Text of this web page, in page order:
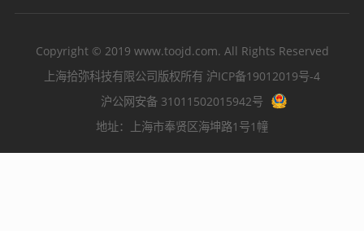
Copyright © 2019 www.toojd.com. All Rights Reserved
上海拾弥科技有限公司版权所有 沪ICP备19012019号-4
沪公网安备 31011502015942号
地址：上海市奉贤区海坤路1号1幢